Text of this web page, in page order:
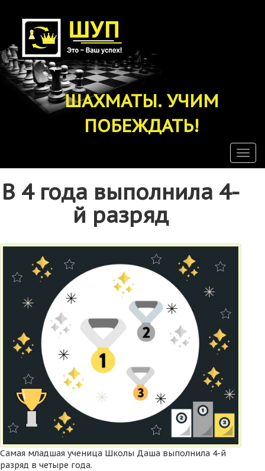
основному
содержанию
ШАХМАТЫ. УЧИМ
ПОБЕЖДАТЬ!
В 4 года выполнила 4-
й разряд
Самая младшая ученица Школы Даша выполнила 4-й
разряд в четыре года.